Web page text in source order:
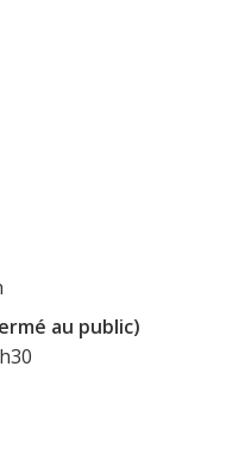
au public)